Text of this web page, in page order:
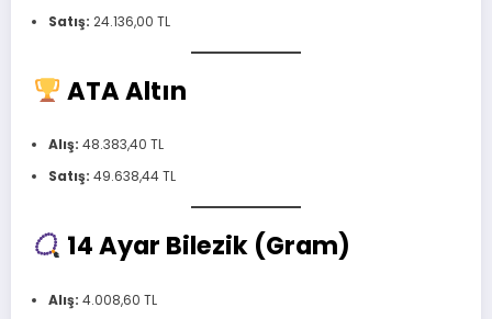
Satış: 24.136,00 TL
ATA Altın
Alış: 48.383,40 TL
Satış: 49.638,44 TL
14 Ayar Bilezik (Gram)
Alış: 4.008,60 TL